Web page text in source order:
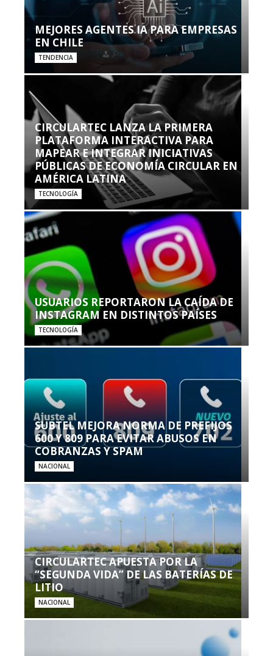
MEJORES AGENTES IA PARA EMPRESAS
EN CHILE
TENDENCIA
CIRCULARTEC LANZA LA PRIMERA
PLATAFORMA INTERACTIVA PARA
MAPEAR E INTEGRAR INICIATIVAS
PÚBLICAS DE ECONOMÍA CIRCULAR EN
AMÉRICA LATINA
TECNOLOGÍA
USUARIOS REPORTARON LA CAÍDA DE
INSTAGRAM EN DISTINTOS PAÍSES
TECNOLOGÍA
SUBTEL MEJORA NORMA DE PREFIJOS
600 Y 809 PARA EVITAR ABUSOS EN
COBRANZAS Y SPAM
NACIONAL
CIRCULARTEC APUESTA POR LA
“SEGUNDA VIDA” DE LAS BATERÍAS DE
LITIO
NACIONAL